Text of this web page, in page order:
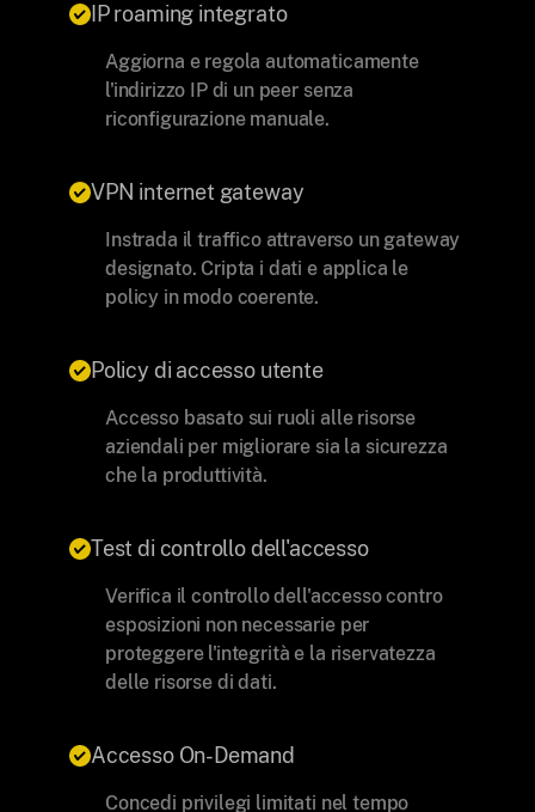
IP roaming integrato
Aggiorna e regola automaticamente
l'indirizzo IP di un peer senza
riconfigurazione manuale.
VPN internet gateway
Instrada il traffico attraverso un gateway
designato. Cripta i dati e applica le
policy in modo coerente.
Policy di accesso utente
Accesso basato sui ruoli alle risorse
aziendali per migliorare sia la sicurezza
che la produttività.
Test di controllo dell'accesso
Verifica il controllo dell'accesso contro
esposizioni non necessarie per
proteggere l'integrità e la riservatezza
delle risorse di dati.
Accesso On-Demand
Concedi privilegi limitati nel tempo